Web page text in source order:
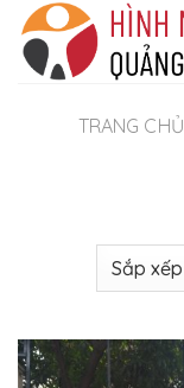
Skip
content
TRANG CHỦ